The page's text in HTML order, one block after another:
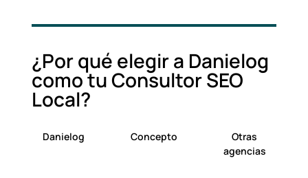
¿Por qué elegir a Danielog
como tu Consultor SEO
Local?
Danielog Concepto
Otras
agencias